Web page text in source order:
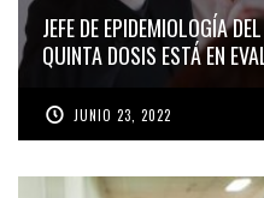
JEFE DE EPIDEMIOLOGÍA
QUINTA DOSIS ESTÁ EN
JUNIO 23, 2022